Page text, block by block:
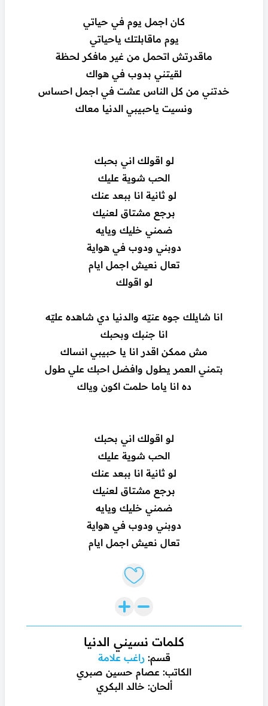
كان اجمل يوم في حياتي
يوم ماقابلتك ياحياتي
ماقدرتش اتحمل من غير مافكر لحظة
لقيتني بدوب في هواك
خدتني من كل الناس عشت في اجمل احساس
ونسيت ياحبيبي الدنيا معاك
لو اقولك اني بحبك
الحب شوية عليك
لو ثانية انا ببعد عنك
برجع مشتاق لعنيك
ضمني خليك ويايه
دوبني ودوب في هواية
تعال نعيش اجمل ايام
لو اقولك
انا شايلك جوه عنيّه والدنيا دي شاهده عليّه
انا جنبك وبحبك
مش ممكن اقدر انا يا حبيبي انساك
بتمني العمر يطول وافضل احبك علي طول
ده انا ياما حلمت اكون وياك
لو اقولك اني بحبك
الحب شوية عليك
لو ثانية انا ببعد عنك
برجع مشتاق لعنيك
ضمني خليك ويايه
دوبني ودوب في هواية
تعال نعيش اجمل ايام
Like lyrics
كلمات نسيني الدنيا
قسم:راغب علامة
الكاتب: عصام حسين صبري
ألحان: خالد البكري